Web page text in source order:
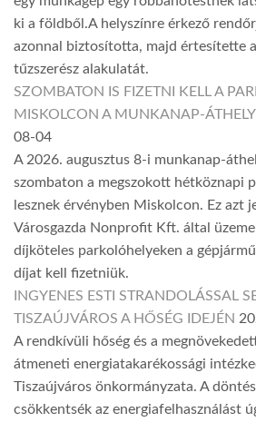
ki a földből.A helyszínre érkező
azonnal biztosította, majd értesítette
tűzszerész alakulatát.
SZOMBATON IS FIZETNI KELL A
MISKOLCON A MUNKANAP-
08-04
A 2026. augusztus 8-i munkanap-
szombaton a megszokott hétköznapi
lesznek érvényben Miskolcon. Ez azt
Városgazda Nonprofit Kft. által
díjköteles parkolóhelyeken a
díjat kell fizetniük.
INGYENES ESTI STRANDOLÁSSAL
TISZAÚJVÁROS A HŐSÉG IDEJÉN
A rendkívüli hőség és a
átmeneti energiatakarékossági
Tiszaújváros önkormányzata. A
csökkentsék az energiafelhasználást